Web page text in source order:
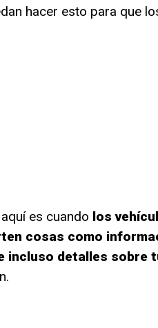
hacer esto para que
es cuando los
cosas como
incluso detalles sobre